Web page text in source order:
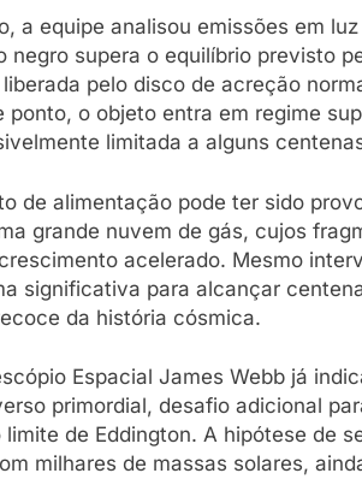
a equipe analisou emissões em
negro supera o equilíbrio previsto
pelo disco de acreção
ponto, o objeto entra em regime
limitada a alguns
de alimentação pode ter sido
grande nuvem de gás, cujos
acelerado. Mesmo
significativa para alcançar
da história cósmica.
Espacial James Webb já
primordial, desafio adicional
de Eddington. A hipótese de
milhares de massas solares,